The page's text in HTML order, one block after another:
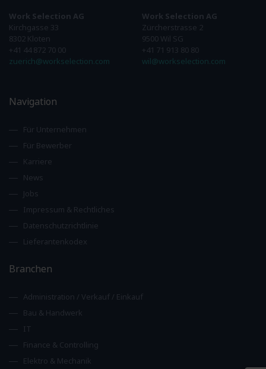
Work Selection AG
Kirchgasse 33
8302 Kloten
+41 44 872 70 00
zuerich@workselection.com
Work Selection AG
Zürcherstrasse 2
9500 Wil SG
+41 71 913 80 80
wil@workselection.com
Navigation
Für Unternehmen
Für Bewerber
Karriere
News
Jobs
Impressum & Rechtliches
Datenschutzrichtlinie
Lieferantenkodex
Branchen
Administration / Verkauf / Einkauf
Bau & Handwerk
IT
Finance & Controlling
Elektro & Mechanik